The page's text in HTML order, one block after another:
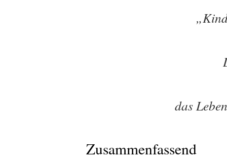
das
Zusammenfassend